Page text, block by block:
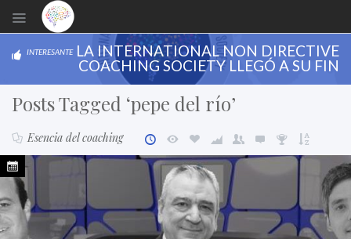
INTERESANTE LA INTERNATIONAL NON DIRECTIVE
COACHING SOCIETY LLEGÓ A SU FIN
Posts Tagged ‘pepe del río’
Esencia del coaching